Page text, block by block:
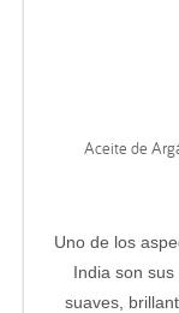
Aceite de
Uno de los
India son
suaves,